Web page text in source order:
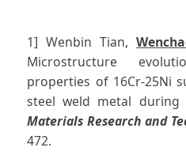
1] Wenbin Tian,
Microstructure
properties of 16Cr-25Ni
steel weld metal
Materials Research and
472.